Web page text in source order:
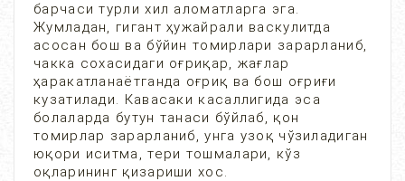
барчаси турли хил аломатларга эга.
Жумладан, гигант ҳужайрали васкулитда
асосан бош ва бўйин томирлари зарарланиб,
чакка сохасидаги оғриқар, жағлар
ҳаракатланаётганда оғриқ ва бош оғриғи
кузатилади. Кавасаки касаллигида эса
болаларда бутун танаси бўйлаб, қон
томирлар зарарланиб, унга узоқ чўзиладиган
юқори иситма, тери тошмалари, кўз
оқларининг қизариши хос.